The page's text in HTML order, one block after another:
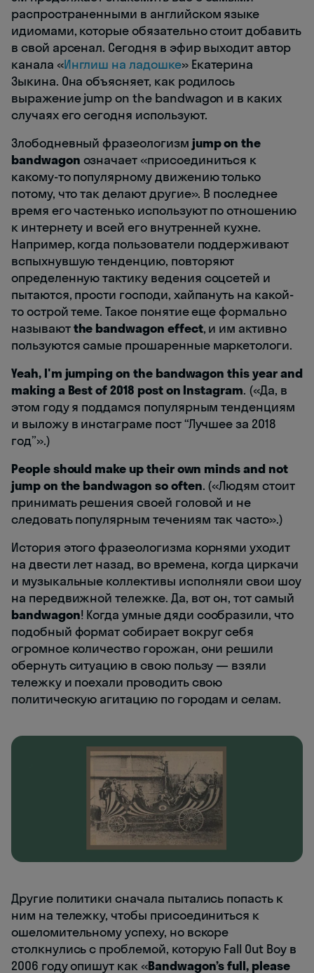
распространенными в английском языке
идиомами, которые обязательно стоит добавить
в свой арсенал. Сегодня в эфир выходит автор
канала «Инглиш на ладошке» Екатерина
Зыкина. Она объясняет, как родилось
выражение jump on the bandwagon и в каких
случаях его сегодня используют.
Злободневный фразеологизм jump on the
bandwagon означает «присоединиться к
какому-то популярному движению только
потому, что так делают другие». В последнее
время его частенько используют по отношению
к интернету и всей его внутренней кухне.
Например, когда пользователи поддерживают
вспыхнувшую тенденцию, повторяют
определенную тактику ведения соцсетей и
пытаются, прости господи, хайпануть на какой-
то острой теме. Такое понятие еще формально
называютthe bandwagon effect, и им активно
пользуются самые прошаренные маркетологи.
Yeah, I'm jumping on the bandwagon this year and
making a Best of 2018 post on Instagram. («Да, в
этом году я поддамся популярным тенденциям
и выложу в инстаграме пост “Лучшее за 2018
год”».)
People should make up their own minds and not
jump on the bandwagon so often. («Людям стоит
принимать решения своей головой и не
следовать популярным течениям так часто».)
История этого фразеологизма корнями уходит
на двести лет назад, во времена, когда циркачи
и музыкальные коллективы исполняли свои шоу
на передвижной тележке. Да, вот он, тот самый
bandwagon! Когда умные дяди сообразили, что
подобный формат собирает вокруг себя
огромное количество горожан, они решили
обернуть ситуацию в свою пользу — взяли
тележку и поехали проводить свою
политическую агитацию по городам и селам.
Другие политики сначала пытались попасть к
ним на тележку, чтобы присоединиться к
ошеломительному успеху, но вскоре
столкнулись с проблемой, которую Fall Out Boy в
2006 году опишут как «Bandwagon’s full, please